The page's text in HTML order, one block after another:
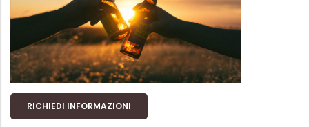
RICHIEDI INFORMAZIONI